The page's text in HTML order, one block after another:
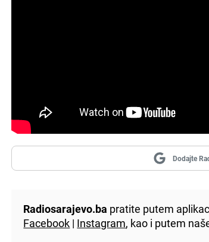
Dodajte
Radiosarajevo.ba pratite putem
Facebook | Instagram, kao i putem